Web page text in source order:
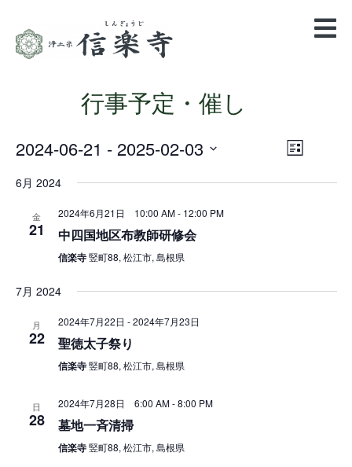
行事予定・催し
Views
Event
Navigation
List
2024-06-21 - 2025-02-03
date.
6月 2024
金
21
2024年6月21日 10:00 AM- 12:00 PM
中四国地区布教師研修会
信楽寺竪町88, 松江市, 島根県
7月 2024
月
22
2024年7月22日 -2024年7月23日
聖徳太子祭り
信楽寺竪町88, 松江市, 島根県
日
28
2024年7月28日 6:00 AM-8:00 PM
墓地一斉清掃
信楽寺竪町88, 松江市, 島根県